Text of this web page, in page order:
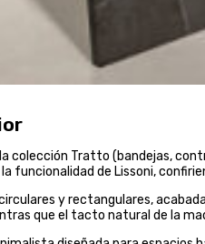
colección Tratto (bandejas,
funcionalidad de Lissoni,
y rectangulares,
que el tacto natural de la